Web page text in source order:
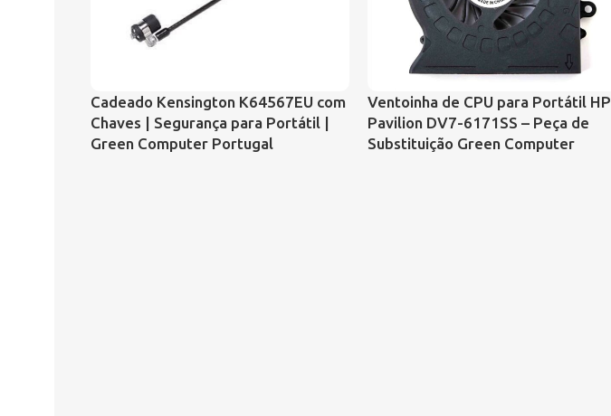
Cadeado Kensington K64567EU com
Chaves | Segurança para Portátil |
Green Computer Portugal
Ventoinha de CPU para Portátil HP
Pavilion DV7-6171SS – Peça de
Substituição Green Computer